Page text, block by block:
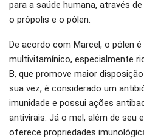
para a saúde humana, através
o própolis e o pólen.
De acordo com Marcel, o pólen
multivitamínico, especialmente
B, que promove maior
sua vez, é considerado um
imunidade e possui ações
antivirais. Já o mel, além de seu
oferece propriedades